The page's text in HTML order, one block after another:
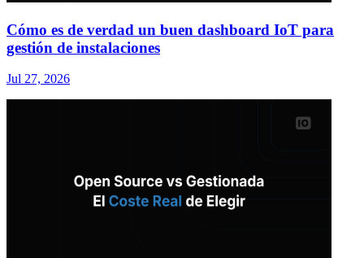
Cómo es de verdad un buen dashboard IoT para
gestión de instalaciones
Jul 27, 2026